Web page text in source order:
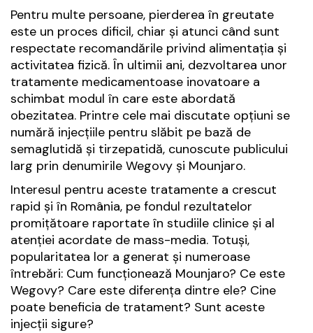
Pentru multe persoane, pierderea în greutate
este un proces dificil, chiar și atunci când sunt
respectate recomandările privind alimentația și
activitatea fizică. În ultimii ani, dezvoltarea unor
tratamente medicamentoase inovatoare a
schimbat modul în care este abordată
obezitatea. Printre cele mai discutate opțiuni se
numără injecțiile pentru slăbit pe bază de
semaglutidă și tirzepatidă, cunoscute publicului
larg prin denumirile Wegovy și Mounjaro.
Interesul pentru aceste tratamente a crescut
rapid și în România, pe fondul rezultatelor
promițătoare raportate în studiile clinice și al
atenției acordate de mass-media. Totuși,
popularitatea lor a generat și numeroase
întrebări: Cum funcționează Mounjaro? Ce este
Wegovy? Care este diferența dintre ele? Cine
poate beneficia de tratament? Sunt aceste
injecții sigure?